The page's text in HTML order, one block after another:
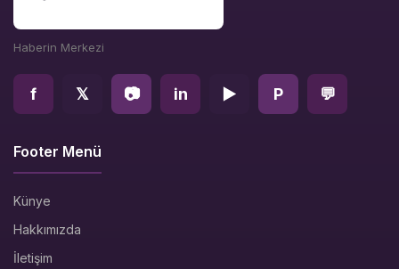
Haberin Merkezi
f 𝕏 📷 in ▶ P 💬
Footer Menü
Künye
Hakkımızda
İletişim